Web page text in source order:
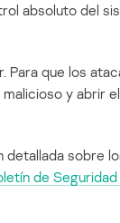
absoluto del
Para que los
y abrir
sobre
de